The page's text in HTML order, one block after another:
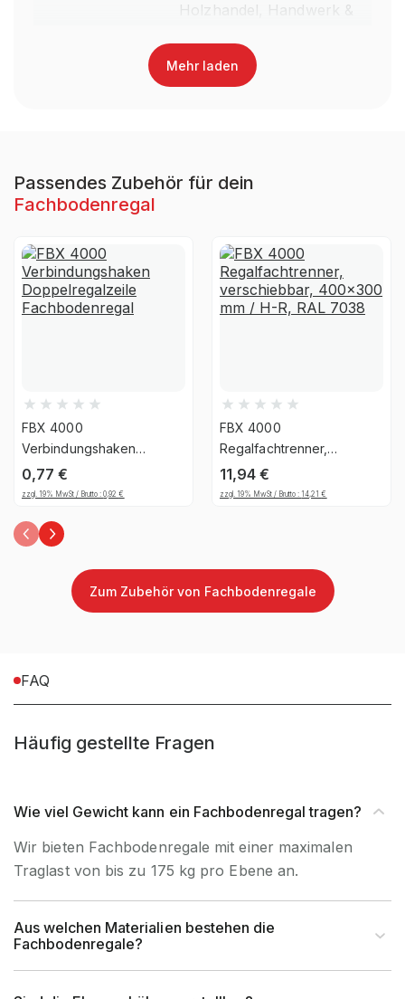
Brancheneignung
Holzhandel, Handwerk &
Fertigung, Auto &
Garage, E-Commerce &
Montageart
Anlieferart
UV-
Nein, Verwendung
ausschließlich für den
Regalsystem Stecksystem
Fachlast (kg) 175 kg
Feldlast (kg)
Höhe Fachboden (mm)
kleinstmögliche
Fachhöhe
68 mm zwischen Oberkante
Fachboden und Unterkante
Fachhöhe
(mm)
Oberkante Fachboden und
Unterkante Fachboden
Mehr laden
Passendes Zubehör für dein
Fachbodenregal
FBX 4000
Verbindungshaken
Doppelregalzeile
Fachbodenregal
0,77€
zzgl. 19% MwSt / Brutto :0,92€
FBX 4000
Regalfachtrenner,
verschiebbar, 400x300
mm / H-R, RAL 7038
11,94€
zzgl. 19% MwSt / Brutto :14,21€
Zum Zubehör von Fachbodenregale
FAQ
Häufig gestellte Fragen
Wie viel Gewicht kann ein Fachbodenregal tragen?
Wir bieten Fachbodenregale mit einer maximalen
Traglast von bis zu 175 kg pro Ebene an.
Aus welchen Materialien bestehen die
Fachbodenregale?